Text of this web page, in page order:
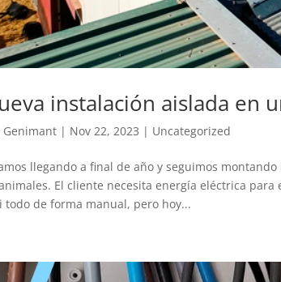
instalación aislada en
Genimant | Nov 22, 2023 | Uncategorized
llegando a final de año y seguimos
El cliente necesita energía eléctrica
todo de forma manual, pero hoy...